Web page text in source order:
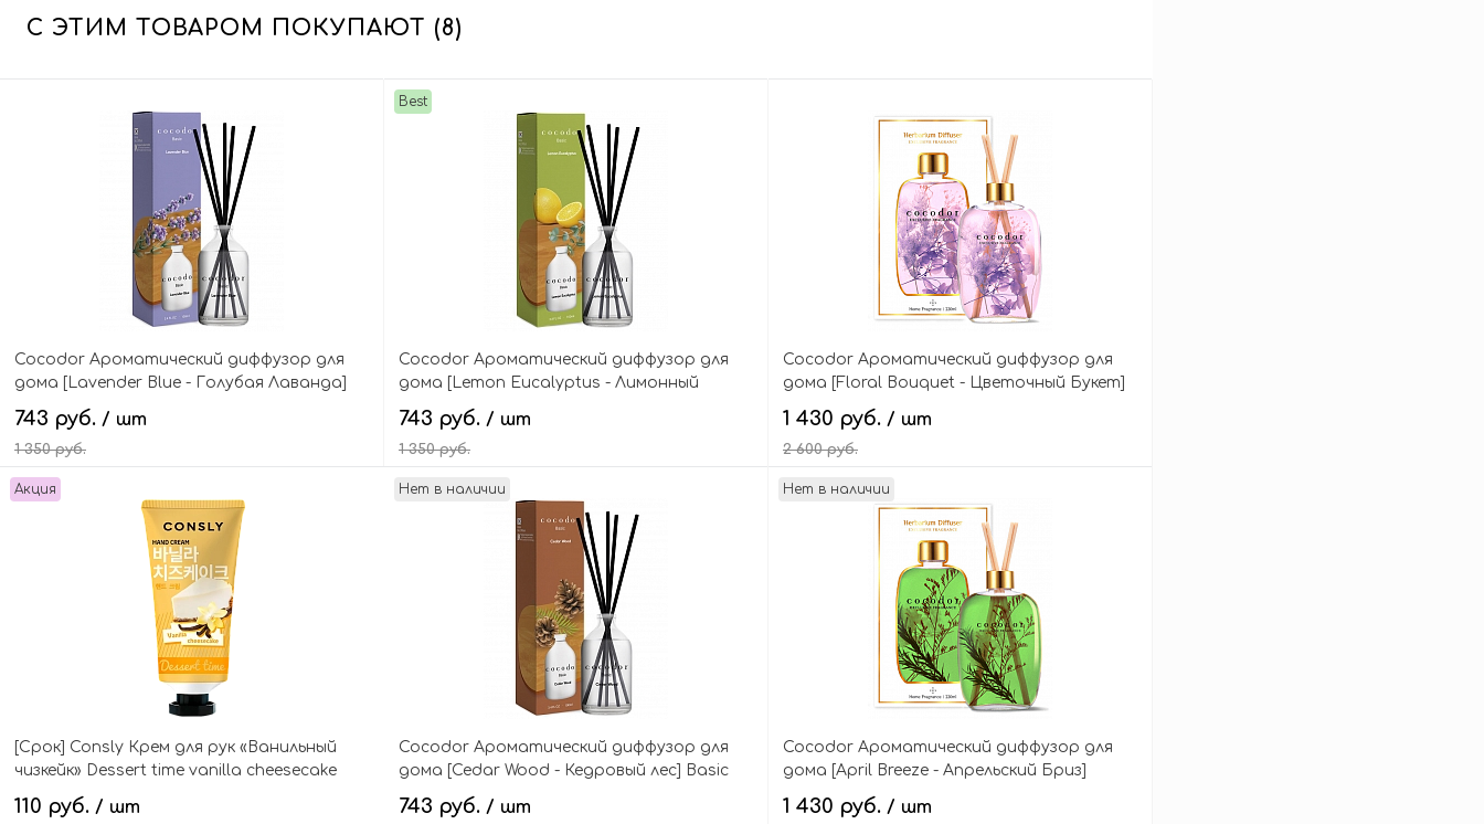
С ЭТИМ ТОВАРОМ ПОКУПАЮТ (8)
Cocodor Ароматический диффузор для
дома [Lavender Blue - Голубая Лаванда]
Basic Reed Diffuser
743 руб. / шт
1 350 руб.
В корзину
Best
Cocodor Ароматический диффузор для
дома [Lemon Eucalyptus - Лимонный
Эвкалипт] Basic Reed Diffuser
743 руб. / шт
1 350 руб.
В корзину
Cocodor Ароматический диффузор для
дома [Floral Bouquet - Цветочный Букет]
Herbarium Diffuser Exclusive Home
Fragrance
1 430 руб. / шт
2 600 руб.
В корзину
Акция
[Срок] Consly Крем для рук «Ванильный
чизкейк» Dessert time vanilla cheesecake
hand cream
110 руб. / шт
Нет в наличии
Cocodor Ароматический диффузор для
дома [Cedar Wood - Кедровый лес] Basic
Reed Diffuser
743 руб. / шт
Нет в наличии
Cocodor Ароматический диффузор для
дома [April Breeze - Апрельский Бриз]
Herbarium Diffuser Exclusive Home
Fragrance
1 430 руб. / шт